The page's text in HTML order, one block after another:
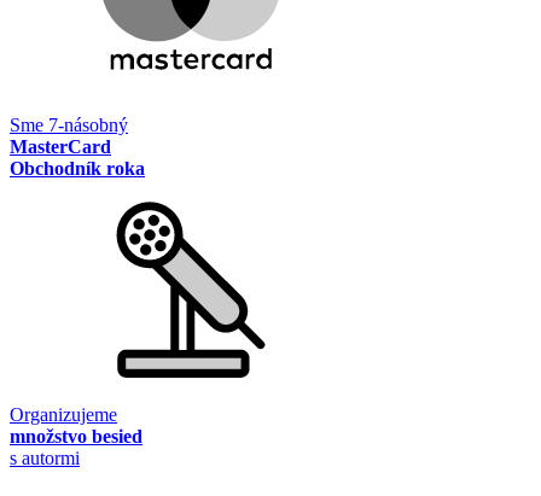
Sme 7-násobný
MasterCard
Obchodník roka
Organizujeme
množstvo besied
s autormi